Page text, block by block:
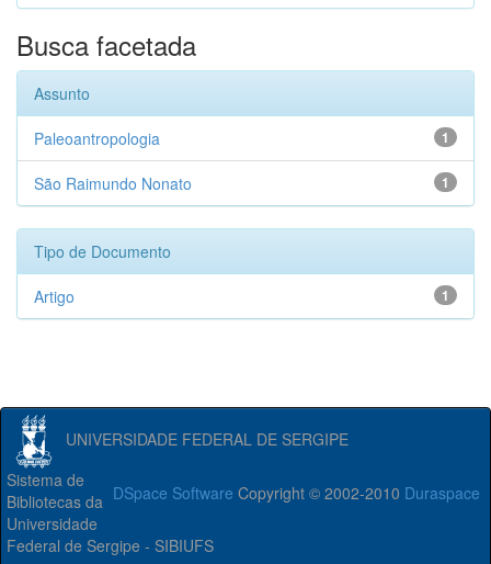
Busca facetada
Assunto
1
Paleoantropologia
1
São Raimundo Nonato
Tipo de Documento
1
Artigo
UNIVERSIDADE FEDERAL DE SERGIPE
DSpace Software Copyright © 2002-2010 Duraspace
Sistema de
Bibliotecas da
Universidade
Federal de Sergipe - SIBIUFS